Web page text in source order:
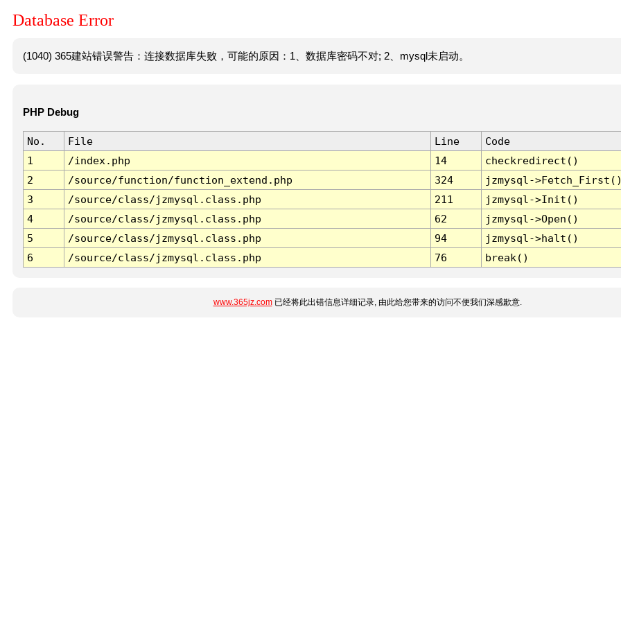
Database Error
(1040) 365建站错误警告：连接数据库失败，可能的原因：1、数据库密码不对; 2、mysql未启动。
PHP Debug
No. File Line
Code
1
/index.php 14
checkredirect()
2
/source/function/function_extend.php 324
jzmysql-
3
/source/class/jzmysql.class.php 211
jzmysql->Init()
4
/source/class/jzmysql.class.php 62
jzmysql->Open()
5
/source/class/jzmysql.class.php 94
jzmysql->halt()
6
/source/class/jzmysql.class.php 76 break()
www.365jz.com已经将此出错信息详细记录, 由此给您带来的访问不便我们深感歉意.